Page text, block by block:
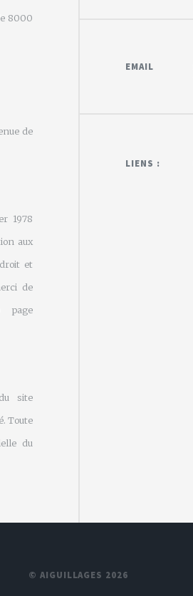
8000
de
1978
aux
et
de
page
site
Toute
du
EMAIL
LIENS :
© AIGUILLAGES 2026